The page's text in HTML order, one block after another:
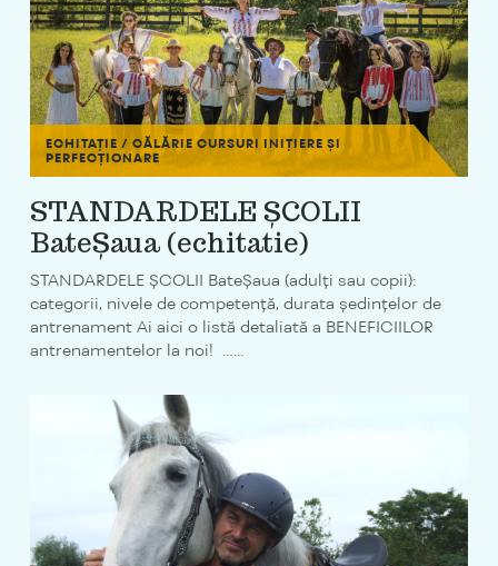
ECHITAȚIE / CĂLĂRIE CURSURI INIȚIERE ȘI
PERFECȚIONARE
STANDARDELE ȘCOLII
BateȘaua (echitatie)
STANDARDELE ȘCOLII BateȘaua (adulți sau copii):
categorii, nivele de competență, durata ședințelor de
antrenament Ai aici o listă detaliată a BENEFICIILOR
antrenamentelor la noi! …...